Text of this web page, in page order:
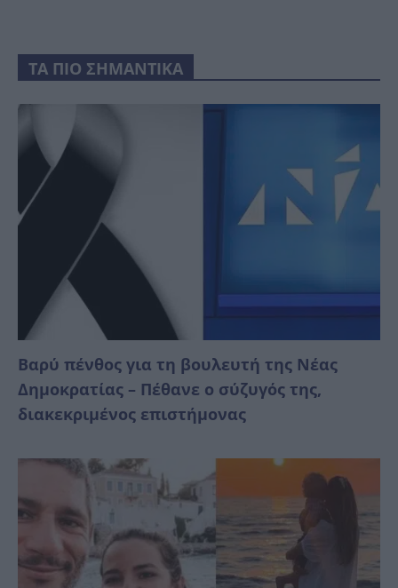
ΤΑ ΠΙΟ ΣΗΜΑΝΤΙΚΑ
Βαρύ πένθος για τη βουλευτή της Νέας
Δημοκρατίας – Πέθανε ο σύζυγός της,
διακεκριμένος επιστήμονας